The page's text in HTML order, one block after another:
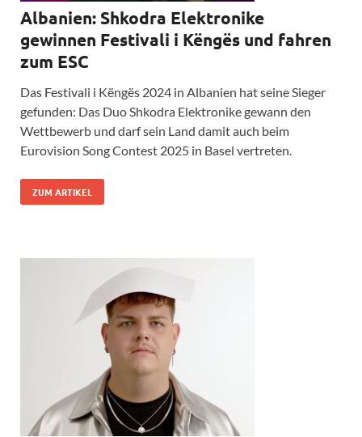
Albanien: Shkodra Elektronike
gewinnen Festivali i Këngës und fahren
zum ESC
Das Festivali i Këngës 2024 in Albanien hat seine Sieger
gefunden: Das Duo Shkodra Elektronike gewann den
Wettbewerb und darf sein Land damit auch beim
Eurovision Song Contest 2025 in Basel vertreten.
ZUM ARTIKEL